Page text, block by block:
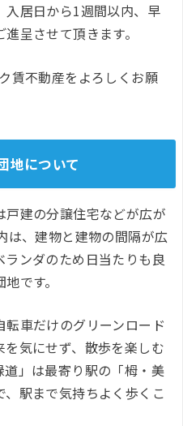
入居日から1週間以内、早
呈させて頂きます。
賃不動産をよろしくお願
地について
建の分譲住宅などが広が
は、建物と建物の間隔が広
ンダのため日当たりも良
です。
車だけのグリーンロード
を気にせず、散歩を楽しむ
」は最寄り駅の「栂・美
駅まで気持ちよく歩くこ